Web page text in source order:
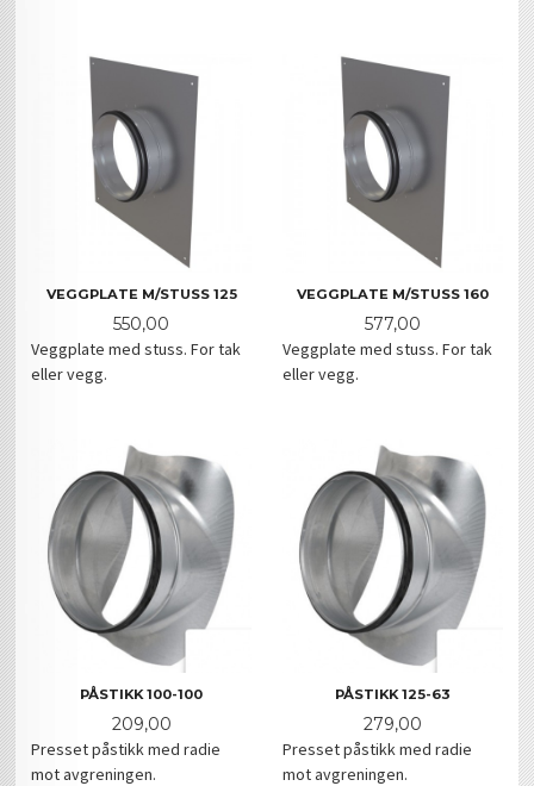
VEGGPLATE M/STUSS 125
Pris
550,00
Veggplate med stuss. For tak
eller vegg.
VEGGPLATE M/STUSS 160
Pris
577,00
Veggplate med stuss. For tak
eller vegg.
PÅSTIKK 100-100
Pris
209,00
Presset påstikk med radie
mot avgreningen.
PÅSTIKK 125-63
Pris
279,00
Presset påstikk med radie
mot avgreningen.